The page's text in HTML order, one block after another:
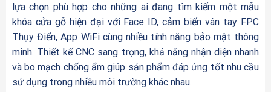
lựa chọn phù hợp cho những ai đang tìm kiếm một mẫu
khóa cửa gỗ hiện đại với Face ID, cảm biến vân tay FPC
Thụy Điển, App WiFi cùng nhiều tính năng bảo mật thông
minh. Thiết kế CNC sang trọng, khả năng nhận diện nhanh
và bo mạch chống ẩm giúp sản phẩm đáp ứng tốt nhu cầu
sử dụng trong nhiều môi trường khác nhau.